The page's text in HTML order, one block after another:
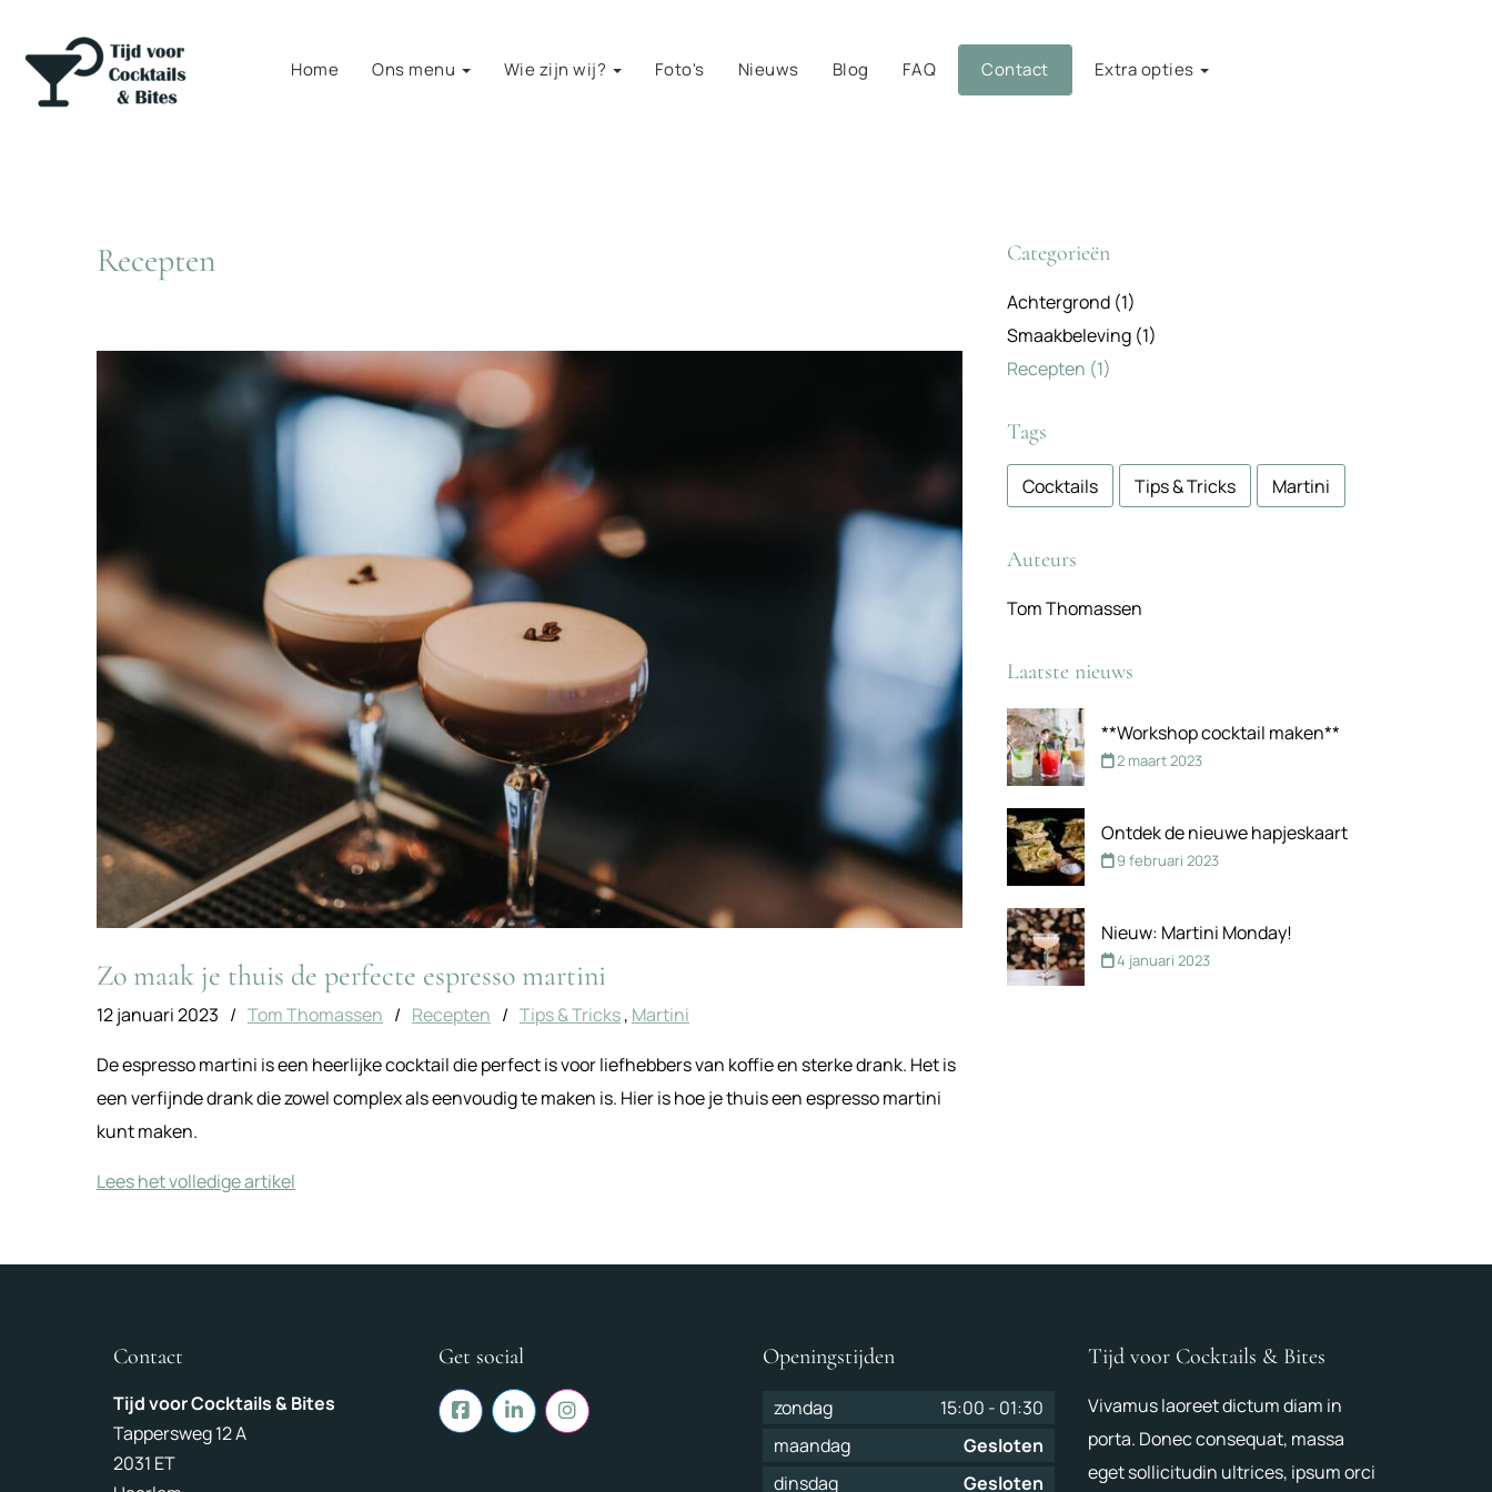
Home Ons menu Wie zijn wij? Foto's Nieuws Blog FAQ Contact Extra opties
Recepten
Zo maak je thuis de perfecte espresso martini
12 januari 2023 / Tom Thomassen / Recepten / Tips & Tricks, Martini
De espresso martini is een heerlijke cocktail die perfect is voor liefhebbers van koffie en sterke drank. Het is
een verfijnde drank die zowel complex als eenvoudig te maken is. Hier is hoe je thuis een espresso martini
kunt maken.
Lees het volledige artikel
Categorieën
Achtergrond (1)
Smaakbeleving (1)
Recepten (1)
Tags
Cocktails Tips & Tricks Martini
Auteurs
Tom Thomassen
Laatste nieuws
**Workshop cocktail maken**
2 maart 2023
Ontdek de nieuwe hapjeskaart
9 februari 2023
Nieuw: Martini Monday!
4 januari 2023
Contact
Tijd voor Cocktails & Bites
Tappersweg 12 A
2031 ET
Get social Openingstijden
zondag 15:00 - 01:30
maandag
Gesloten
dinsdag
Gesloten
Tijd voor Cocktails & Bites
Vivamus laoreet dictum diam in
porta. Donec consequat, massa
eget sollicitudin ultrices, ipsum orci